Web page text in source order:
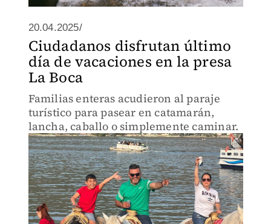
20.04.2025/
Ciudadanos disfrutan último
día de vacaciones en la presa
La Boca
Familias enteras acudieron al paraje
turístico para pasear en catamarán,
lancha, caballo o simplemente caminar.